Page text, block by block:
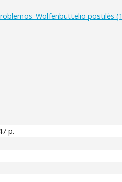
Wolfenbüttelio postilės
p.